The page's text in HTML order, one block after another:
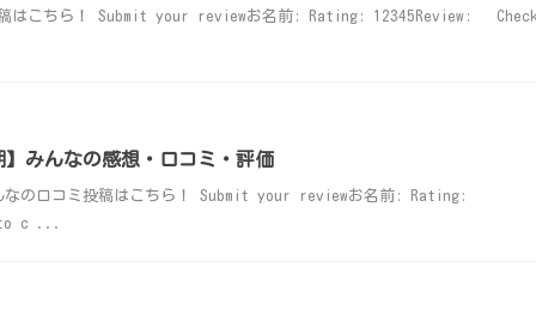
稿はこちら！ Submit your reviewお名前: Rating: 12345Review:
みんなの感想・口コミ・評価
なの口コミ投稿はこちら！ Submit your reviewお名前: Rating:
c ...